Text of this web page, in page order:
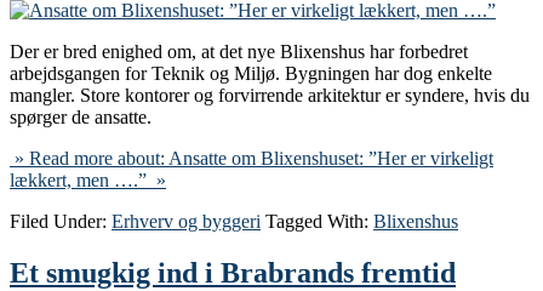
Der er bred enighed om, at det nye Blixenshus har forbedret
arbejdsgangen for Teknik og Miljø. Bygningen har dog enkelte
mangler. Store kontorer og forvirrende arkitektur er syndere, hvis du
spørger de ansatte.
» Read more about: Ansatte om Blixenshuset: ”Her er virkeligt
lækkert, men ….” »
Filed Under: Erhverv og byggeri Tagged With: Blixenshus
Et smugkig ind i Brabrands fremtid